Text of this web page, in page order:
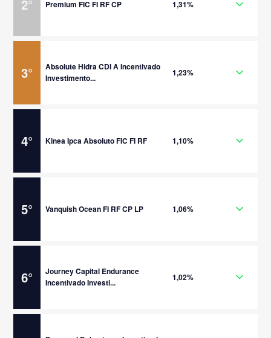
2° Premium FIC FI RF CP 1,31%
3°
Absolute Hidra CDI A Incentivado
Investimento...
1,23%
4° Kinea Ipca Absoluto FIC FI RF 1,10%
5° Vanquish Ocean FI RF CP LP 1,06%
6°
Journey Capital Endurance
Incentivado Investi...
1,02%